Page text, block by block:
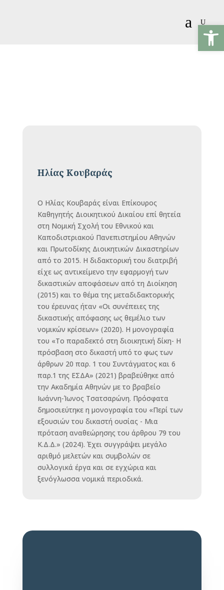
a U
Ηλίας Κουβαράς
Ο Ηλίας Κουβαράς είναι Επίκουρος
Καθηγητής Διοικητικού Δικαίου επί θητεία
στη Νομική Σχολή του Εθνικού και
Καποδιστριακού Πανεπιστημίου Αθηνών
και Πρωτοδίκης Διοικητικών Δικαστηρίων
από το 2015. Η διδακτορική του διατριβή
είχε ως αντικείμενο την εφαρμογή των
δικαστικών αποφάσεων από τη Διοίκηση
(2015) και το θέμα της μεταδιδακτορικής
του έρευνας ήταν «Οι συνέπειες της
δικαστικής απόφασης ως θεμέλιο των
νομικών κρίσεων» (2020). Η μονογραφία
του «Το παραδεκτό στη διοικητική δίκη- Η
πρόσβαση στο δικαστή υπό το φως των
άρθρων 20 παρ. 1 του Συντάγματος και 6
παρ.1 της ΕΣΔΑ» (2021) βραβεύθηκε από
την Ακαδημία Αθηνών με το βραβείο
Ιωάννη-Ίωνος Τσατσαρώνη. Πρόσφατα
δημοσιεύτηκε η μονογραφία του «Περί των
εξουσιών του δικαστή ουσίας - Μια
πρόταση αναθεώρησης του άρθρου 79 του
Κ.Δ.Δ.» (2024). Έχει συγγράψει μεγάλο
αριθμό μελετών και συμβολών σε
συλλογικά έργα και σε εγχώρια και
ξενόγλωσσα νομικά περιοδικά.